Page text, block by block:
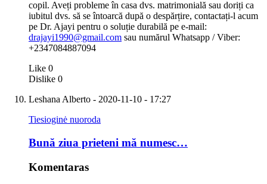
copil. Aveți probleme în casa dvs. matrimonială sau doriți ca
iubitul dvs. să se întoarcă după o despărțire, contactați-l acum
pe Dr. Ajayi pentru o soluție durabilă pe e-mail:
drajayi1990@gmail.com sau numărul Whatsapp / Viber:
+2347084887094
Like 0
Dislike 0
Leshana Alberto - 2020-11-10 - 17:27
Tiesioginė nuoroda
Bună ziua prieteni mă numesc…
Komentaras